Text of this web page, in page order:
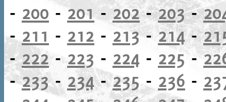
- 200 -201 -202-203-
- 211 - 212 - 213-214-
-222-223 - 224 - 225-
-233- 234-235- 236 -